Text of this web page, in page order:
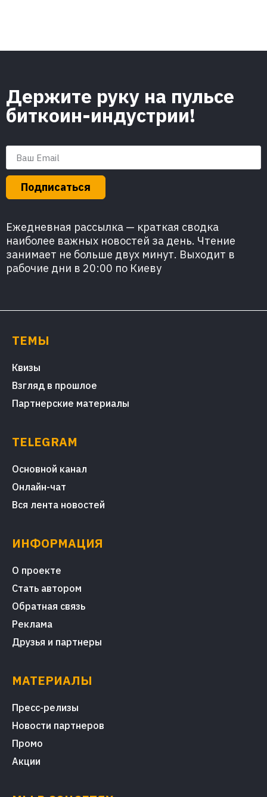
Держите руку на пульсе
биткоин-индустрии!
Подписаться
Ежедневная рассылка — краткая сводка
наиболее важных новостей за день. Чтение
занимает не больше двух минут. Выходит в
рабочие дни в 20:00 по Киеву
ТЕМЫ
Квизы
Взгляд в прошлое
Партнерские материалы
TELEGRAM
Основной канал
Онлайн-чат
Вся лента новостей
ИНФОРМАЦИЯ
О проекте
Стать автором
Обратная связь
Реклама
Друзья и партнеры
МАТЕРИАЛЫ
Пресс-релизы
Новости партнеров
Промо
Акции